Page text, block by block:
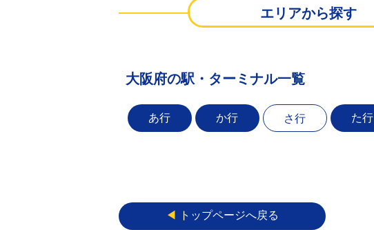
エリアから探す
大阪府の駅・ターミナル一覧
あ行 か行 さ行 た行
◀︎ トップページへ戻る